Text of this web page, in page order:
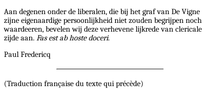
Aan degenen onder de liberalen, die bij het graf van De Vigne
zijne eigenaardige persoonlijkheid niet zouden begrijpen noch
waardeeren, bevelen wij deze verhevene lijkrede van clericale
zijde aan. Fas est ab hoste doceri.
Paul Fredericq
(Traduction française du texte qui précède)